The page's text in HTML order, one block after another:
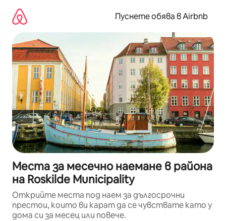
съдържанието
Пуснете обява в Airbnb
Места за месечно наемане в района
на Roskilde Municipality
Открийте места под наем за дългосрочни
престои, които ви карат да се чувствате като у
дома си за месец или повече.